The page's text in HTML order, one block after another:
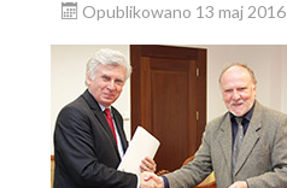
Opublikowano 13 maj 2016